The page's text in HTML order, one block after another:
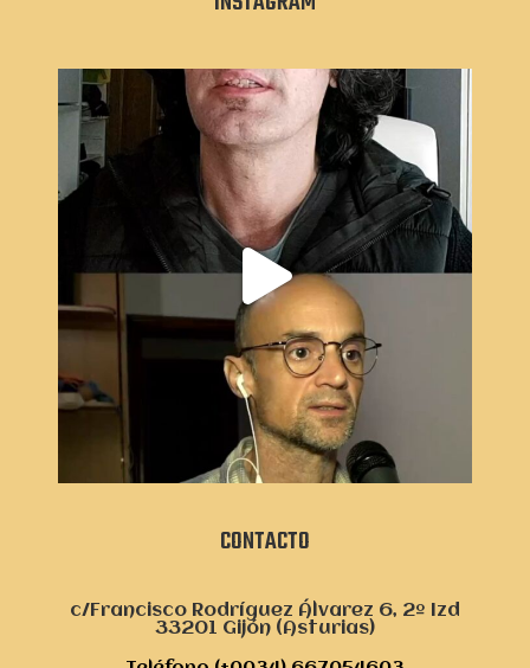
CONTACTO
c/Francisco Rodríguez Álvarez 6, 2º Izd
33201 Gijón (Asturias)